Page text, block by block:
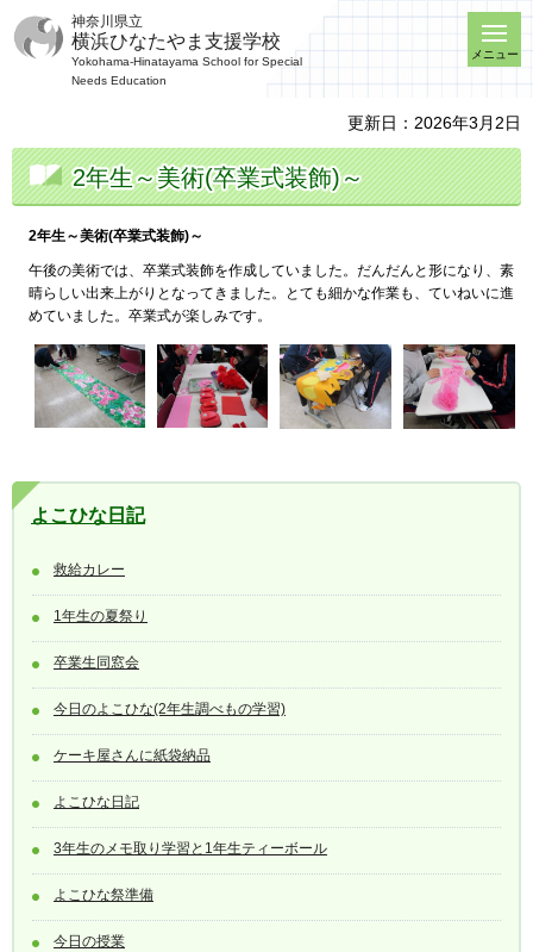
神奈川県立
横浜ひなたやま支援学校
Yokohama-Hinatayama School for Special
Needs Education
メニュー
更新日：2026年3月2日
2年生～美術(卒業式装飾)～
2年生～美術(卒業式装飾)～
午後の美術では、卒業式装飾を作成していました。だんだんと形になり、素
晴らしい出来上がりとなってきました。とても細かな作業も、ていねいに進
めていました。卒業式が楽しみです。
よこひな日記
救給カレー
1年生の夏祭り
卒業生同窓会
今日のよこひな(2年生調べもの学習)
ケーキ屋さんに紙袋納品
よこひな日記
3年生のメモ取り学習と1年生ティーボール
よこひな祭準備
今日の授業